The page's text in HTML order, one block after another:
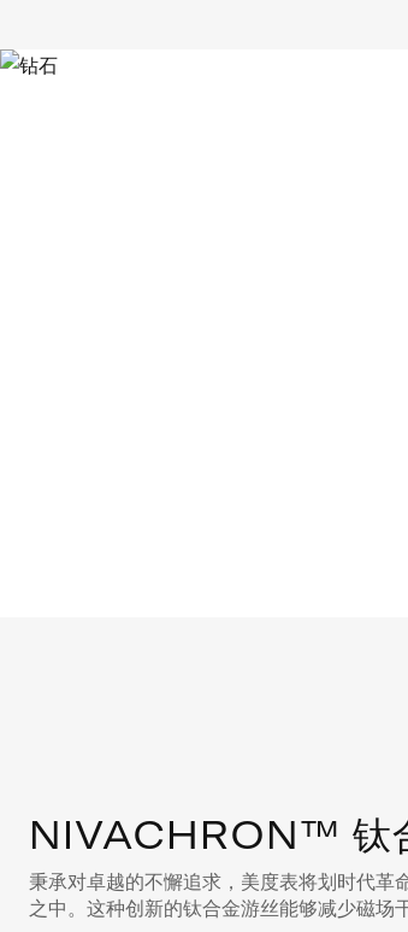
NIVACHRON™ 钛
秉承对卓越的不懈追求，美度表将划时代
之中。这种创新的钛合金游丝能够减少磁场